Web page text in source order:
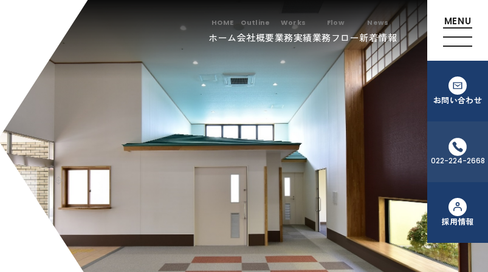
ホーム会社概要業務実績業務フロー新着情報
お問い合わせ
022-224-2668
採用情報